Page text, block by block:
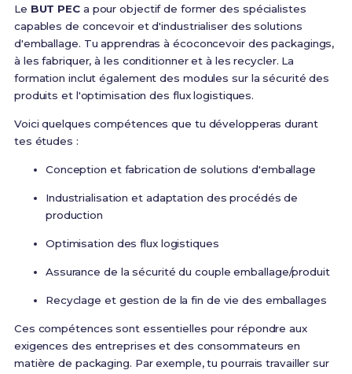
Le BUT PECa pour objectif de former des spécialistes
capables de concevoir et d'industrialiser des solutions
d'emballage. Tu apprendras à écoconcevoir des packagings,
à les fabriquer, à les conditionner et à les recycler. La
formation inclut également des modules sur la sécurité des
produits et l'optimisation des flux logistiques.
Voici quelques compétences que tu développeras durant
tes études :
Conception et fabrication de solutions d'emballage
Industrialisation et adaptation des procédés de
production
Optimisation des flux logistiques
Assurance de la sécurité du couple emballage/produit
Recyclage et gestion de la fin de vie des emballages
Ces compétences sont essentielles pour répondre aux
exigences des entreprises et des consommateurs en
matière de packaging. Par exemple, tu pourrais travailler sur